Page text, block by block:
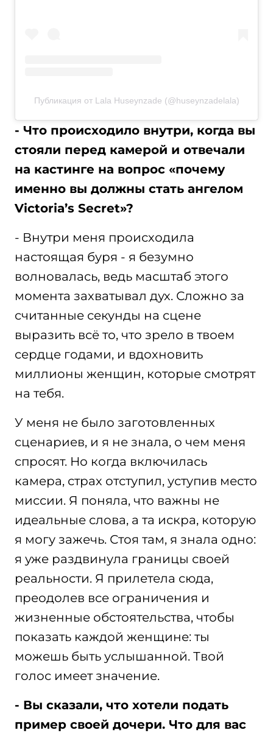
Публикация от Lala Huseynzade (@huseynzadelala)
- Что происходило внутри, когда вы
стояли перед камерой и отвечали
на кастинге на вопрос «почему
именно вы должны стать ангелом
Victoria’s Secret»?
- Внутри меня происходила
настоящая буря - я безумно
волновалась, ведь масштаб этого
момента захватывал дух. Сложно за
считанные секунды на сцене
выразить всё то, что зрело в твоем
сердце годами, и вдохновить
миллионы женщин, которые смотрят
на тебя.
У меня не было заготовленных
сценариев, и я не знала, о чем меня
спросят. Но когда включилась
камера, страх отступил, уступив место
миссии. Я поняла, что важны не
идеальные слова, а та искра, которую
я могу зажечь. Стоя там, я знала одно:
я уже раздвинула границы своей
реальности. Я прилетела сюда,
преодолев все ограничения и
жизненные обстоятельства, чтобы
показать каждой женщине: ты
можешь быть услышанной. Твой
голос имеет значение.
- Вы сказали, что хотели подать
пример своей дочери. Что для вас